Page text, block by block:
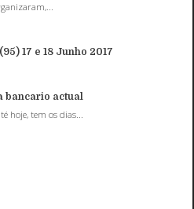
17 e 18 Junho 2017
bancario actual
hoje, tem os dias...